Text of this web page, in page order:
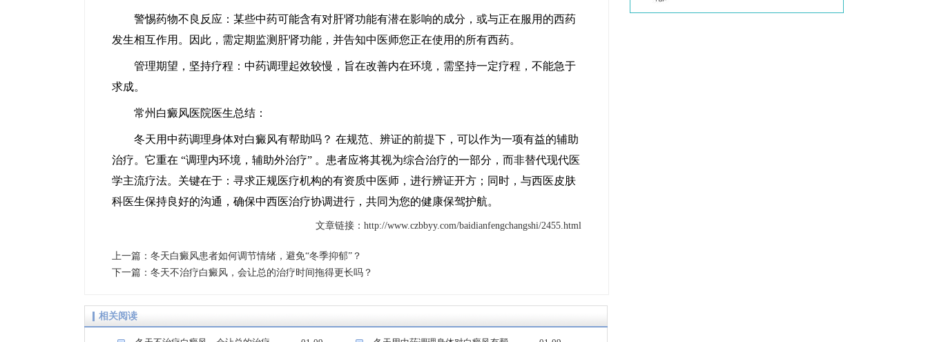
警惕药物不良反应：某些中药可能含有对肝肾功能有潜在影响的成分，或与正在服用的西药
发生相互作用。因此，需定期监测肝肾功能，并告知中医师您正在使用的所有西药。
管理期望，坚持疗程：中药调理起效较慢，旨在改善内在环境，需坚持一定疗程，不能急于
求成。
常州白癜风医院医生总结：
冬天用中药调理身体对白癜风有帮助吗？ 在规范、辨证的前提下，可以作为一项有益的辅助
治疗。它重在 “调理内环境，辅助外治疗” 。患者应将其视为综合治疗的一部分，而非替代现代医
学主流疗法。关键在于：寻求正规医疗机构的有资质中医师，进行辨证开方；同时，与西医皮肤
科医生保持良好的沟通，确保中西医治疗协调进行，共同为您的健康保驾护航。
文章链接：http://www.czbbyy.com/baidianfengchangshi/2455.html
上一篇： 冬天白癜风患者如何调节情绪，避免“冬季抑郁”？
下一篇： 冬天不治疗白癜风，会让总的治疗时间拖得更长吗？
相关阅读